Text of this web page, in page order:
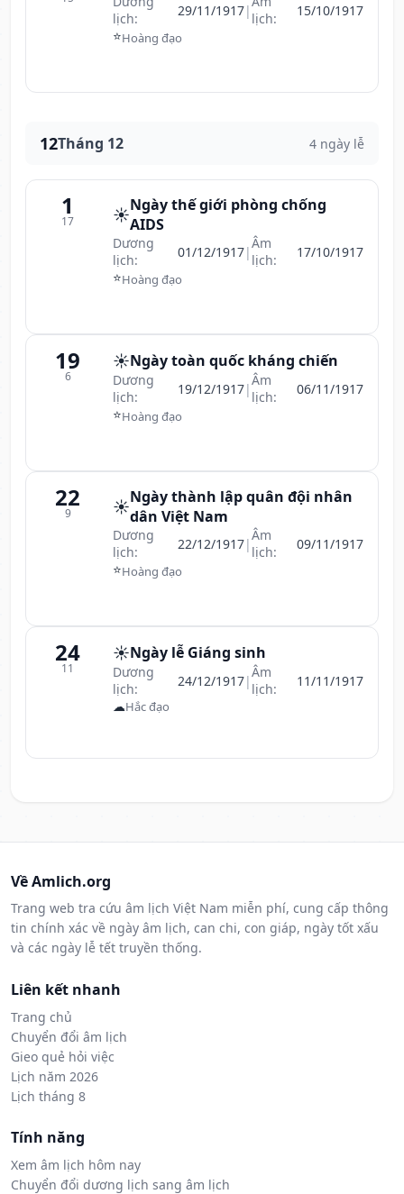
lịch:
29/11/1917|lịch:
15/10/1917
⭐Hoàng đạo
12Tháng 12 4 ngày lễ
1
17 ☀️Ngày thế giới phòng chống
AIDS
Dương
lịch:
01/12/1917|Âm
lịch:
17/10/1917
⭐Hoàng đạo
19
6
☀️Ngày toàn quốc kháng chiến
Dương
lịch:
19/12/1917|Âm
lịch:
06/11/1917
⭐Hoàng đạo
22
9 ☀️Ngày thành lập quân đội nhân
dân Việt Nam
Dương
lịch:
22/12/1917|Âm
lịch:
09/11/1917
⭐Hoàng đạo
24
11
☀️Ngày lễ Giáng sinh
Dương
lịch:
24/12/1917|Âm
lịch:
11/11/1917
☁Hắc đạo
Về Amlich.org
Trang web tra cứu âm lịch Việt Nam miễn phí, cung cấp thông
tin chính xác về ngày âm lịch, can chi, con giáp, ngày tốt xấu
và các ngày lễ tết truyền thống.
Liên kết nhanh
Trang chủ
Chuyển đổi âm lịch
Gieo quẻ hỏi việc
Lịch năm 2026
Lịch tháng 8
Tính năng
Xem âm lịch hôm nay
Chuyển đổi dương lịch sang âm lịch